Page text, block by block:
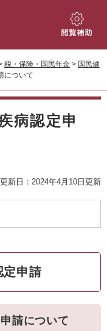
閲
補
税・保険・国民年金 > 国民健
について
病認定申
更新日：2024年4月10日更新
定申請
請について